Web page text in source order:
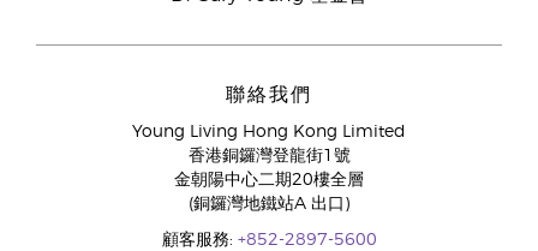
聯絡我們
Young Living Hong Kong Limited
香港銅鑼灣登龍街1號
金朝陽中心二期20樓全層
(銅鑼灣地鐵站A 出口)
顧客服務: +852-2897-5600